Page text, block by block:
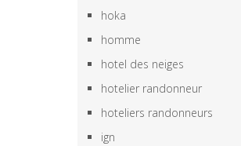
hoka
homme
hotel des neiges
hotelier randonneur
hoteliers randonneurs
ign